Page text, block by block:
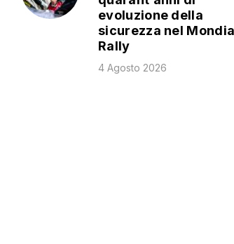
evoluzione della
sicurezza nel
Rally
4 Agosto 2026